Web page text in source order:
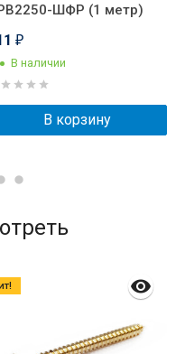
ШФР (1 метр)
₽
В наличии
В корзину